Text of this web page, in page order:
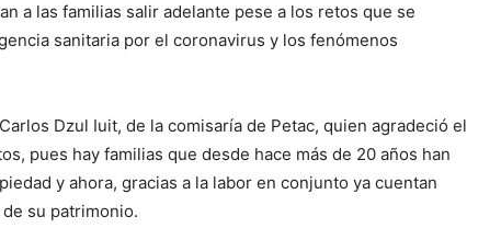
a las familias salir adelante pese a los retos que se
sanitaria por el coronavirus y los fenómenos
Dzul Iuit, de la comisaría de Petac, quien agradeció el
pues hay familias que desde hace más de 20 años han
y ahora, gracias a la labor en conjunto ya cuentan
su patrimonio.